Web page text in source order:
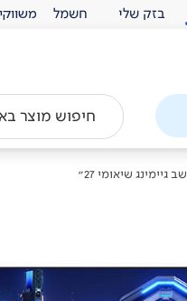
בזק שלי חשמל
שיאומי 27"